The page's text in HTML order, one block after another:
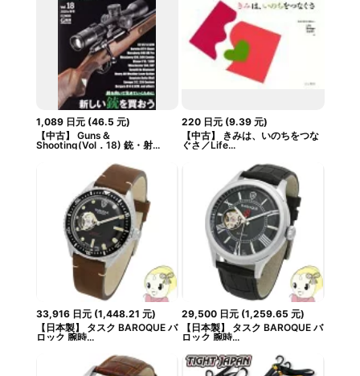
1,089 日元(46.5 元)
【中古】 Guns＆
Shooting(Vol．18) 銃・射...
220 日元 (9.39 元)
【中古】 きみは、いのちをつな
ぐさ／Life...
33,916 日元(1,448.21 元)
【日本製】 タスク BAROQUE バ
ロック 腕時...
29,500 日元 (1,259.65 元)
【日本製】 タスク BAROQUE バ
ロック 腕時...